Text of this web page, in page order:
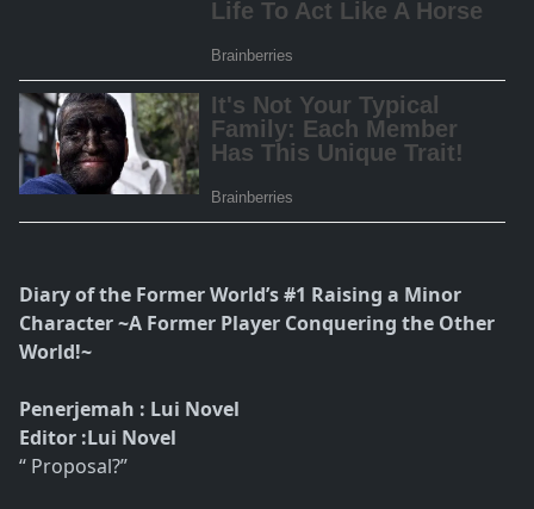
Diary of the Former World’s #1 Raising a Minor
Character ~A Former Player Conquering the Other
World!~
Penerjemah : Lui Novel
Editor :Lui Novel
“ Proposal?”